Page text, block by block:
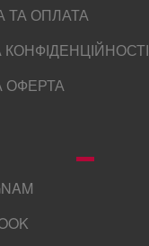
ТА ОПЛАТА
КОНФІДЕНЦІЙНОСТІ
ОФЕРТА